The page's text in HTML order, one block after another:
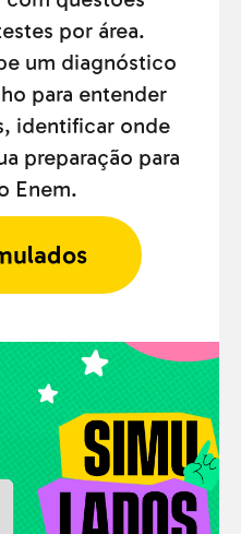
por área.
um diagnóstico
para entender
identificar onde
preparação para
Enem.